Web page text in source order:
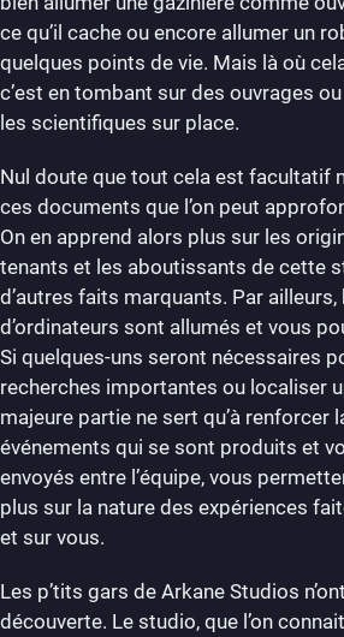
ce qu’il cache ou encore allumer un
quelques points de vie. Mais là où
c’est en tombant sur des ouvrages
les scientifiques sur place.
Nul doute que tout cela est facultatif
ces documents que l’on peut
On en apprend alors plus sur les
tenants et les aboutissants de cette
d’autres faits marquants. Par
d’ordinateurs sont allumés et vous
Si quelques-uns seront nécessaires
recherches importantes ou localiser
majeure partie ne sert qu’à renforcer
événements qui se sont produits et
envoyés entre l’équipe, vous
plus sur la nature des expériences
et sur vous.
Les p’tits gars de Arkane Studios
découverte. Le studio, que l’on